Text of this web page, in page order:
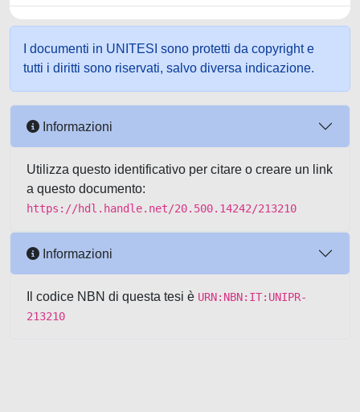
I documenti in UNITESI sono protetti da copyright e
tutti i diritti sono riservati, salvo diversa indicazione.
Informazioni
Utilizza questo identificativo per citare o creare un link
a questo documento:
https://hdl.handle.net/20.500.14242/213210
Informazioni
Il codice NBN di questa tesi è URN:NBN:IT:UNIPR-
213210